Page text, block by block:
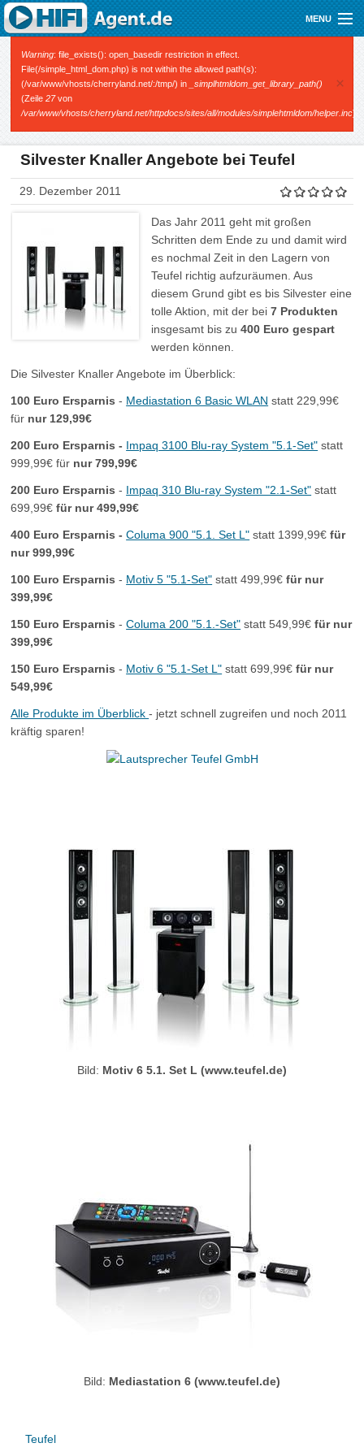
Direkt zum Inhalt
MENU
Gutscheine
Audio
Mobile
Shop
Fehlermeldung
Warning: file_exists(): open_basedir restriction in effect.
File(/simple_html_dom.php) is not within the allowed path(s):
(/var/www/vhosts/cherryland.net/:/tmp/) in
_simplhtmldom_get_library_path()
(Zeile27von
/var/www/vhosts/cherryland.net/httpdocs/sites/all/modules/simplehtmldom/helper.inc).
×
Silvester Knaller Angebote bei Teufel
29. Dezember 2011
Das Jahr 2011 geht mit großen
Schritten dem Ende zu und damit wird
es nochmal Zeit in den Lagern von
Teufel richtig aufzuräumen. Aus
diesem Grund gibt es bis Silvester eine
tolle Aktion, mit der bei7 Produkten
insgesamt bis zu400 Euro gespart
werden können.
Die Silvester Knaller Angebote im Überblick:
100 Euro Ersparnis - Mediastation 6 Basic WLAN statt 229,99€
für nur 129,99€
200 Euro Ersparnis - Impaq 3100 Blu-ray System "5.1-Set" statt
999,99€ für nur 799,99€
200 Euro Ersparnis - Impaq 310 Blu-ray System "2.1-Set" statt
699,99€für nur 499,99€
400 Euro Ersparnis -Columa 900 "5.1. Set L" statt 1399,99€ für
nur 999,99€
100 Euro Ersparnis - Motiv 5 "5.1-Set" statt 499,99€für nur
399,99€
150 Euro Ersparnis-Columa 200 "5.1.-Set" statt 549,99€für nur
399,99€
150 Euro Ersparnis - Motiv 6 "5.1-Set L" statt 699,99€für nur
549,99€
Alle Produkte im Überblick- jetzt schnell zugreifen und noch 2011
kräftig sparen!
Bild: Motiv 6 5.1. Set L (www.teufel.de)
Bild: Mediastation 6 (www.teufel.de)
Teufel